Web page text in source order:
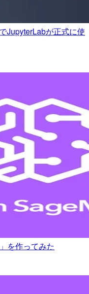
JupyterLabが正式に使
を作ってみた